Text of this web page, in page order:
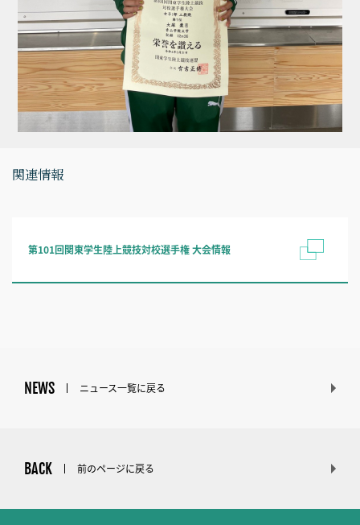
関連情報
第101回関東学生陸上競技対校選手権 大会情報
NEWS ニュース一覧に戻る
BACK 前のページに戻る